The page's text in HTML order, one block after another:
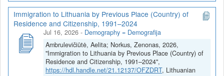
Immigration to Lithuania by Previous Place (Country) of
Residence and Citizenship, 1991–2024
Jul 16, 2026 - Demography = Demografija
Ambrulevičiūtė, Aelita; Norkus, Zenonas, 2026,
"Immigration to Lithuania by Previous Place (Country) of
Residence and Citizenship, 1991–2024",
https://hdl.handle.net/21.12137/OFZDRT, Lithuanian